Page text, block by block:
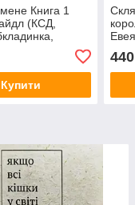
Книга 1
(КСД,
Купити
зріз)
440